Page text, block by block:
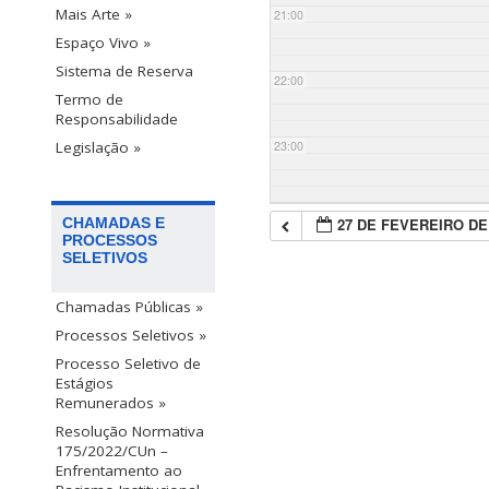
Mais Arte »
Espaço Vivo »
Sistema de Reserva
Termo de
Responsabilidade
Legislação »
CHAMADAS E
PROCESSOS
SELETIVOS
Chamadas Públicas »
Processos Seletivos »
Processo Seletivo de
Estágios
Remunerados »
Resolução Normativa
175/2022/CUn –
Enfrentamento ao
21:00
22:00
23:00
27 DE FEVEREIRO